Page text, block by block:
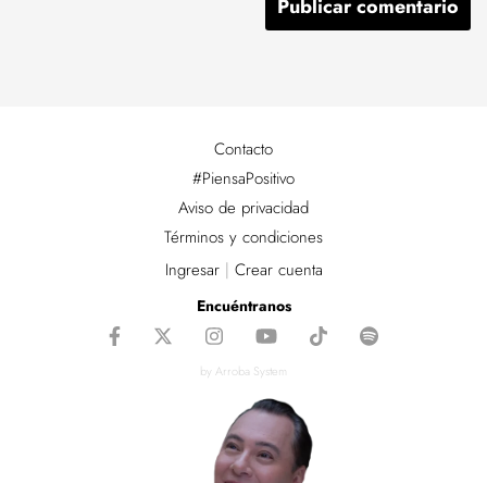
Contacto
#PiensaPositivo
Aviso de privacidad
Términos y condiciones
Ingresar| Crear cuenta
Encuéntranos
by Arroba System